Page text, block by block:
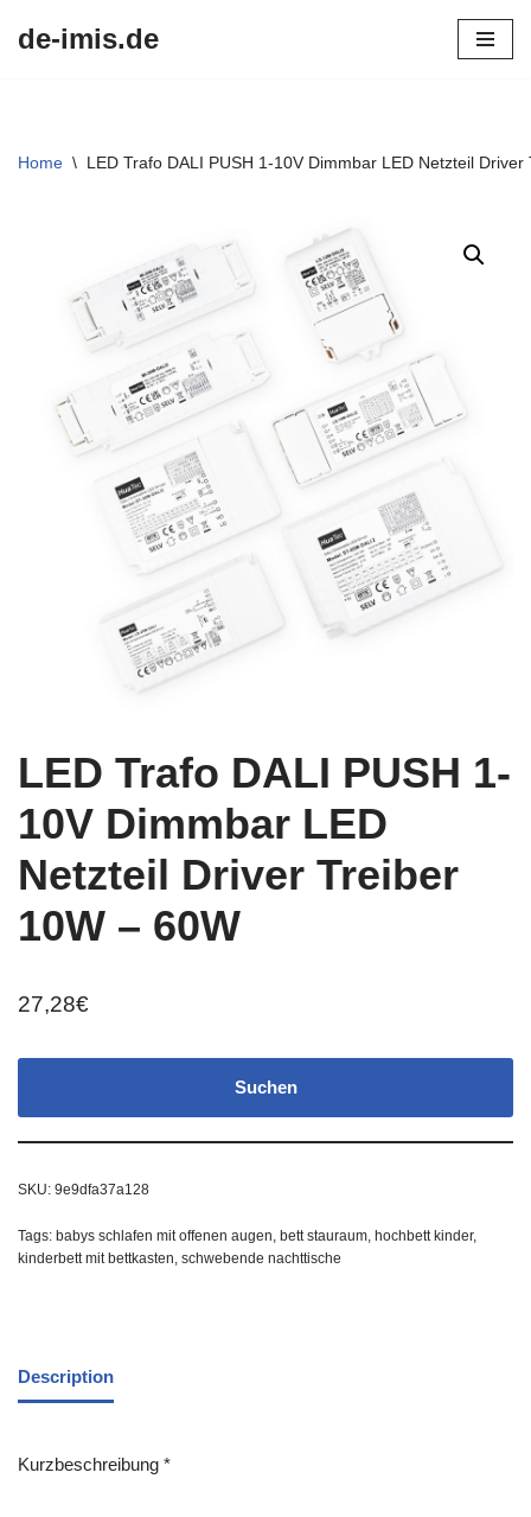
de-imis.de
Home \ LED Trafo DALI PUSH 1-10V Dimmbar LED Netzteil
LED Trafo DALI PUSH 1-
10V Dimmbar LED
Netzteil Driver Treiber
10W – 60W
27,28€
Suchen
SKU: 9e9dfa37a128
Tags: babys schlafen mit offenen augen, bett stauraum, hochbett kinder,
kinderbett mit bettkasten, schwebende nachttische
Description
Kurzbeschreibung *